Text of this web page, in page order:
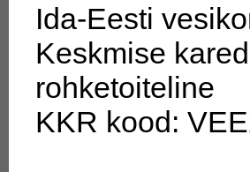
Ida-Eesti
Keskmise
rohketoiteline
KKR kood: